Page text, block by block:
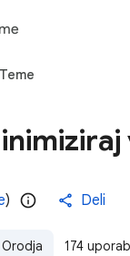
Teme
) Deli
Orodja 174